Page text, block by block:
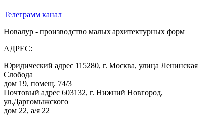
Телеграмм канал
Новалур - производство малых архитектурных форм
АДРЕС:
Юридический адрес 115280, г. Москва, улица Ленинская
Слобода
дом 19, помещ. 74/3
Почтовый адрес 603132, г. Нижний Новгород,
ул.Даргомыжского
дом 22, а/я 22